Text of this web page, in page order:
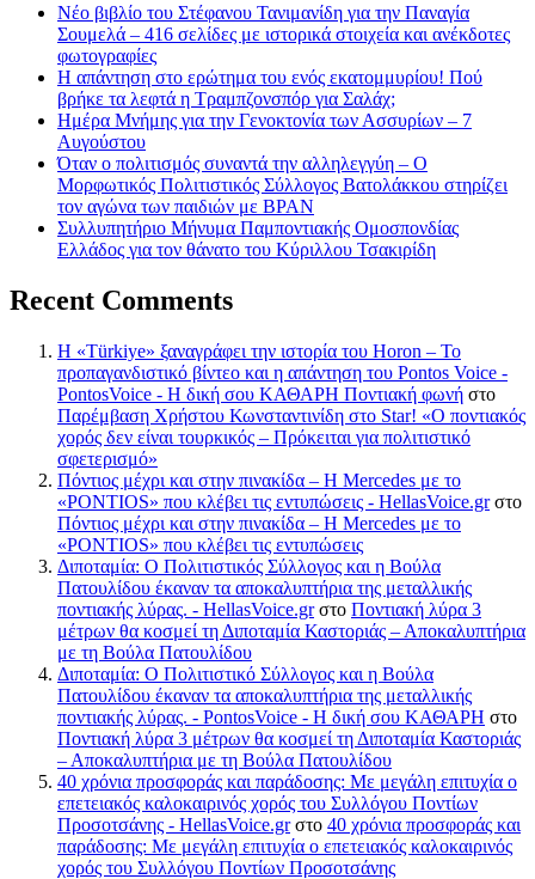
Νέο βιβλίο του Στέφανου Τανιμανίδη για την Παναγία
Σουμελά – 416 σελίδες με ιστορικά στοιχεία και ανέκδοτες
φωτογραφίες
Η απάντηση στο ερώτημα του ενός εκατομμυρίου! Πού
βρήκε τα λεφτά η Τραμπζονσπόρ για Σαλάχ;
Ημέρα Μνήμης για την Γενοκτονία των Ασσυρίων – 7
Αυγούστου
Όταν ο πολιτισμός συναντά την αλληλεγγύη – Ο
Μορφωτικός Πολιτιστικός Σύλλογος Βατολάκκου στηρίζει
τον αγώνα των παιδιών με BPAN
Συλλυπητήριο Μήνυμα Παμποντιακής Ομοσπονδίας
Ελλάδος για τον θάνατο του Κύριλλου Τσακιρίδη
Recent Comments
Η «Türkiye» ξαναγράφει την ιστορία του Horon – Το
προπαγανδιστικό βίντεο και η απάντηση του Pontos Voice -
PontosVoice - H δική σου ΚΑΘΑΡΗ Ποντιακή φωνή στο
Παρέμβαση Χρήστου Κωνσταντινίδη στο Star! «Ο ποντιακός
χορός δεν είναι τουρκικός – Πρόκειται για πολιτιστικό
σφετερισμό»
Πόντιος μέχρι και στην πινακίδα – Η Mercedes με το
«PONTIOS» που κλέβει τις εντυπώσεις - HellasVoice.grστο
Πόντιος μέχρι και στην πινακίδα – Η Mercedes με το
«PONTIOS» που κλέβει τις εντυπώσεις
Διποταμία: Ο Πολιτιστικός Σύλλογος και η Βούλα
Πατουλίδου έκαναν τα αποκαλυπτήρια της μεταλλικής
ποντιακής λύρας. - HellasVoice.grστο Ποντιακή λύρα 3
μέτρων θα κοσμεί τη Διποταμία Καστοριάς – Αποκαλυπτήρια
με τη Βούλα Πατουλίδου
Διποταμία: Ο Πολιτιστικό Σύλλογος και η Βούλα
Πατουλίδου έκαναν τα αποκαλυπτήρια της μεταλλικής
ποντιακής λύρας. - PontosVoice - H δική σου ΚΑΘΑΡΗ στο
Ποντιακή λύρα 3 μέτρων θα κοσμεί τη Διποταμία Καστοριάς
– Αποκαλυπτήρια με τη Βούλα Πατουλίδου
40 χρόνια προσφοράς και παράδοσης: Με μεγάλη επιτυχία ο
επετειακός καλοκαιρινός χορός του Συλλόγου Ποντίων
Προσοτσάνης - HellasVoice.grστο 40 χρόνια προσφοράς και
παράδοσης: Με μεγάλη επιτυχία ο επετειακός καλοκαιρινός
χορός του Συλλόγου Ποντίων Προσοτσάνης